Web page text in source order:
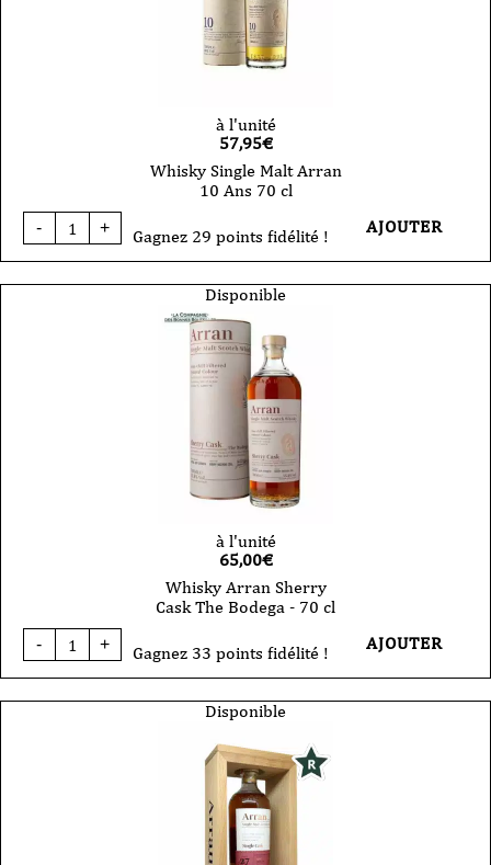
à l'unité
57,95€
Whisky Single Malt Arran
10 Ans 70 cl
-
quantité
de
Malt
+ Gagnez 29 points fidélité ! AJOUTER
Disponible
à l'unité
65,00€
Whisky Arran Sherry
Cask The Bodega - 70 cl
-
quantité
de
Sherry
+ Gagnez 33 points fidélité ! AJOUTER
Disponible